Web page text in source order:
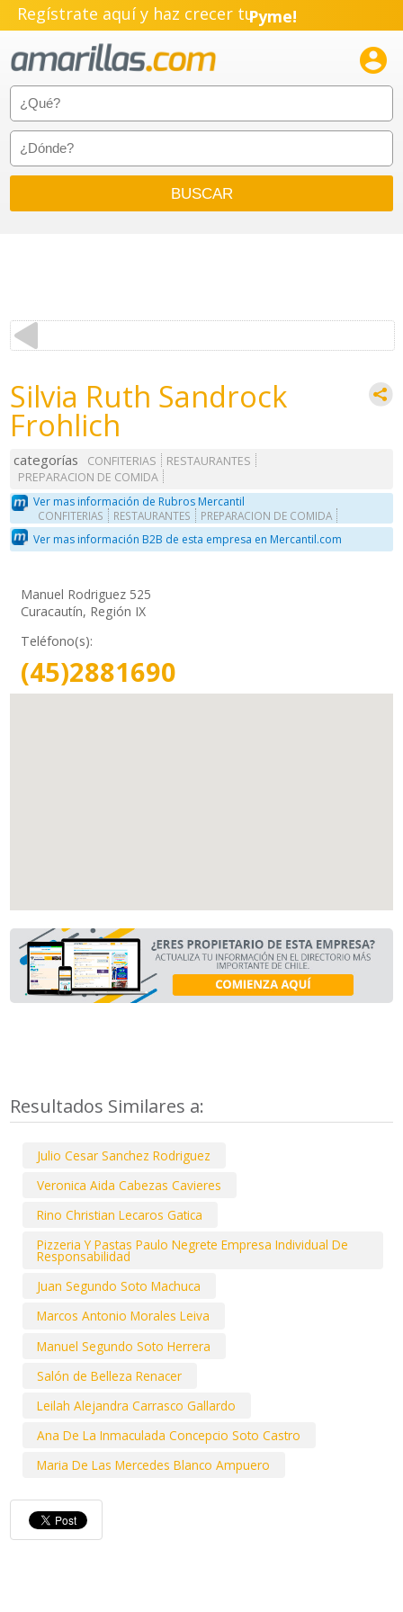
Regístrate aquí y haz crecer tuPyme!
Emprendimiento!

Silvia Ruth Sandrock
Frohlich
categorías CONFITERIAS
RESTAURANTES
PREPARACION DE COMIDA
Ver mas información de Rubros Mercantil
CONFITERIAS RESTAURANTES PREPARACION DE COMIDA
Ver mas información B2B de esta empresa en Mercantil.com
Manuel Rodriguez 525
Curacautín, Región IX
Teléfono(s):
(45)2881690
Resultados Similares a:
Julio Cesar Sanchez Rodriguez
Veronica Aida Cabezas Cavieres
Rino Christian Lecaros Gatica
Pizzeria Y Pastas Paulo Negrete Empresa Individual De
Responsabilidad
Juan Segundo Soto Machuca
Marcos Antonio Morales Leiva
Manuel Segundo Soto Herrera
Salón de Belleza Renacer
Leilah Alejandra Carrasco Gallardo
Ana De La Inmaculada Concepcio Soto Castro
Maria De Las Mercedes Blanco Ampuero